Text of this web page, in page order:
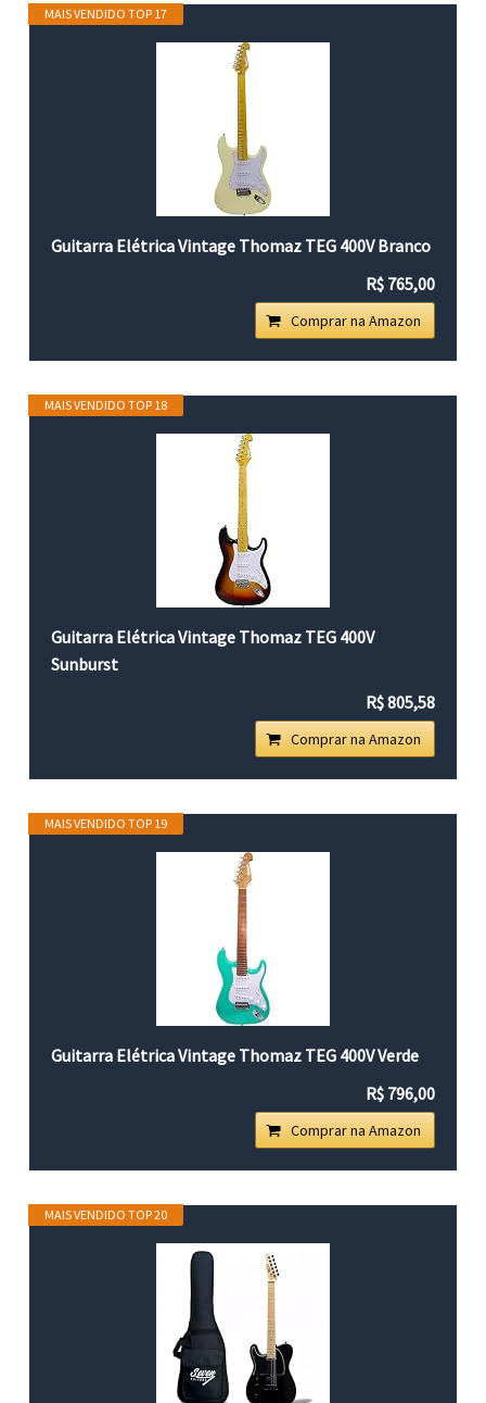
MAIS VENDIDO TOP 17
Guitarra Elétrica Vintage Thomaz TEG 400V Branco
R$ 765,00
Comprar na Amazon
MAIS VENDIDO TOP 18
Guitarra Elétrica Vintage Thomaz TEG 400V
Sunburst
R$ 805,58
Comprar na Amazon
MAIS VENDIDO TOP 19
Guitarra Elétrica Vintage Thomaz TEG 400V Verde
R$ 796,00
Comprar na Amazon
MAIS VENDIDO TOP 20